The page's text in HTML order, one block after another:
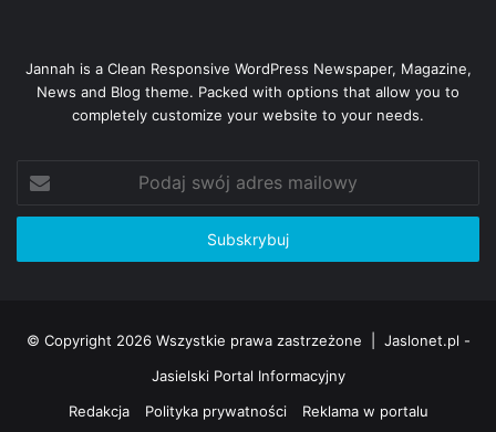
Jannah is a Clean Responsive WordPress Newspaper, Magazine,
News and Blog theme. Packed with options that allow you to
completely customize your website to your needs.
swój
adres
© Copyright 2026 Wszystkie prawa zastrzeżone | Jaslonet.pl -
Jasielski Portal Informacyjny
Redakcja
Polityka prywatności Reklama w portalu